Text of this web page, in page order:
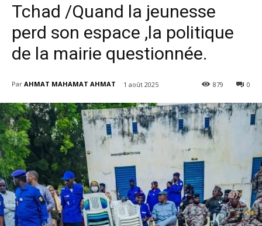
Tchad /Quand la jeunesse
perd son espace ,la politique
de la mairie questionnée.
Par AHMAT MAHAMAT AHMAT 1 août 2025 0
879